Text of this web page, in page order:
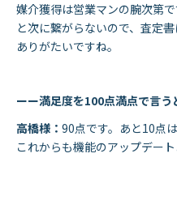
媒介獲得は営業マンの腕次第
と次に繋がらないので、査定
ありがたいですね。
ーー満足度を100点満点で言う
高橋様： 90点です。あと10点
これからも機能のアップデート